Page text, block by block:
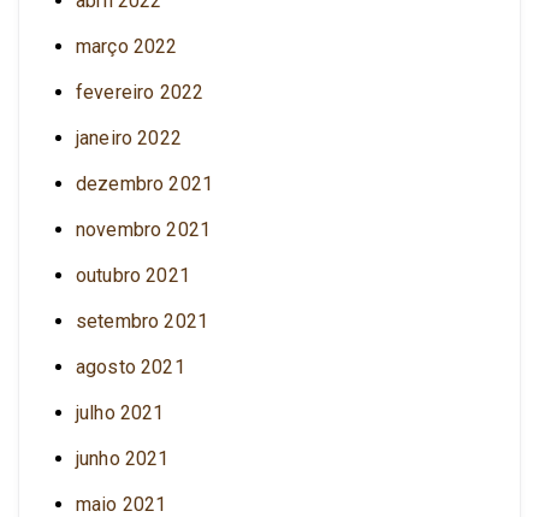
março 2022
fevereiro 2022
janeiro 2022
dezembro 2021
novembro 2021
outubro 2021
setembro 2021
agosto 2021
julho 2021
junho 2021
maio 2021